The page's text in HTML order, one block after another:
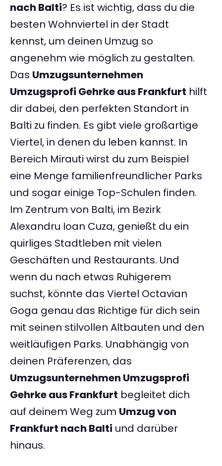
nach Balti? Es ist wichtig, dass du die
besten Wohnviertel in der Stadt
kennst, um deinen Umzug so
angenehm wie möglich zu gestalten.
Das Umzugsunternehmen
Umzugsprofi Gehrke aus Frankfurt hilft
dir dabei, den perfekten Standort in
Balti zu finden. Es gibt viele großartige
Viertel, in denen du leben kannst. In
Bereich Mirauti wirst du zum Beispiel
eine Menge familienfreundlicher Parks
und sogar einige Top-Schulen finden.
Im Zentrum von Balti, im Bezirk
Alexandru Ioan Cuza, genießt du ein
quirliges Stadtleben mit vielen
Geschäften und Restaurants. Und
wenn du nach etwas Ruhigerem
suchst, könnte das Viertel Octavian
Goga genau das Richtige für dich sein
mit seinen stilvollen Altbauten und den
weitläufigen Parks. Unabhängig von
deinen Präferenzen, das
Umzugsunternehmen Umzugsprofi
Gehrke aus Frankfurt begleitet dich
auf deinem Weg zum Umzug von
Frankfurt nach Balti und darüber
hinaus.